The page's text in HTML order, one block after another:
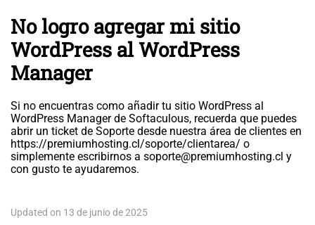
No logro agregar mi sitio
WordPress al WordPress
Manager
Si no encuentras como añadir tu sitio WordPress al
WordPress Manager de Softaculous, recuerda que puedes
abrir un ticket de Soporte desde nuestra área de clientes en
https://premiumhosting.cl/soporte/clientarea/ o
simplemente escribirnos a soporte@premiumhosting.cl y
con gusto te ayudaremos.
Updated on 13 de junio de 2025